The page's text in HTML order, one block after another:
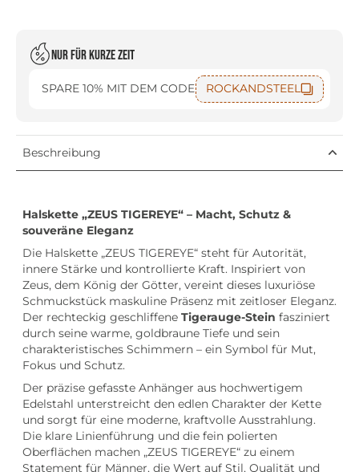
Nur für kurze Zeit
SPARE 10% MIT DEM CODE ROCKANDSTEEL
Beschreibung
Halskette „ZEUS TIGEREYE“ – Macht, Schutz &
souveräne Eleganz
Die Halskette „ZEUS TIGEREYE“ steht für Autorität,
innere Stärke und kontrollierte Kraft. Inspiriert von
Zeus, dem König der Götter, vereint dieses luxuriöse
Schmuckstück maskuline Präsenz mit zeitloser Eleganz.
Der rechteckig geschliffene Tigerauge-Stein fasziniert
durch seine warme, goldbraune Tiefe und sein
charakteristisches Schimmern – ein Symbol für Mut,
Fokus und Schutz.
Der präzise gefasste Anhänger aus hochwertigem
Edelstahl unterstreicht den edlen Charakter der Kette
und sorgt für eine moderne, kraftvolle Ausstrahlung.
Die klare Linienführung und die fein polierten
Oberflächen machen „ZEUS TIGEREYE“ zu einem
Statement für Männer, die Wert auf Stil, Qualität und